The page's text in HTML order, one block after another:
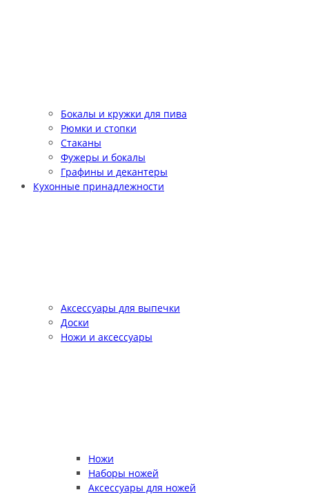
Бокалы и кружки для пива
Рюмки и стопки
Стаканы
Фужеры и бокалы
Графины и декантеры
Кухонные принадлежности
Аксессуары для выпечки
Доски
Ножи и аксессуары
Ножи
Наборы ножей
Аксессуары для ножей